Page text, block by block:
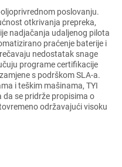
poslovanju.
otkrivanja prepreka,
nadjačanja udaljenog pilota
praćenje baterije i
nedostatak snage
programe certifikacije
s podrškom SLA-a.
i teškim mašinama, TYI
se pridrže propisima o
održavajući visoku